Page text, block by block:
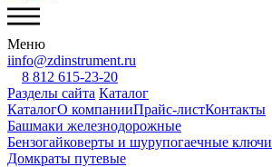
Меню
iinfo@zdinstrument.ru
8 812 615-23-20
Разделы сайта Каталог
КаталогО компанииПрайс-листКонтакты
Башмаки железнодорожные
Бензогайковерты и шурупогаечные ключи
Домкраты путевые